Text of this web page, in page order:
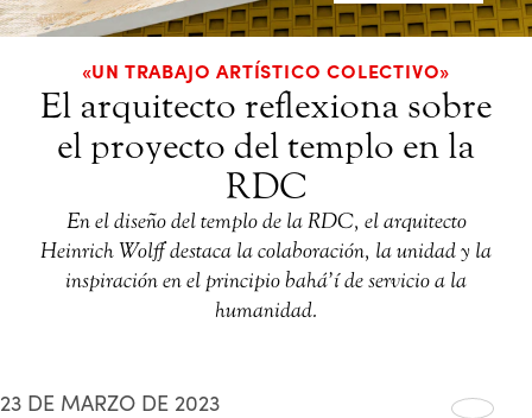
«UN TRABAJO ARTÍSTICO COLECTIVO»
El arquitecto reflexiona sobre
el proyecto del templo en la
RDC
En el diseño del templo de la RDC, el arquitecto
Heinrich Wolff destaca la colaboración, la unidad y la
inspiración en el principio bahá’í de servicio a la
humanidad.
23 DE MARZO DE 2023